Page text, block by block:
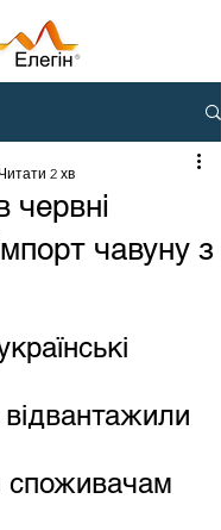
червні
чавуну з
Читати 2 хв
споживачам